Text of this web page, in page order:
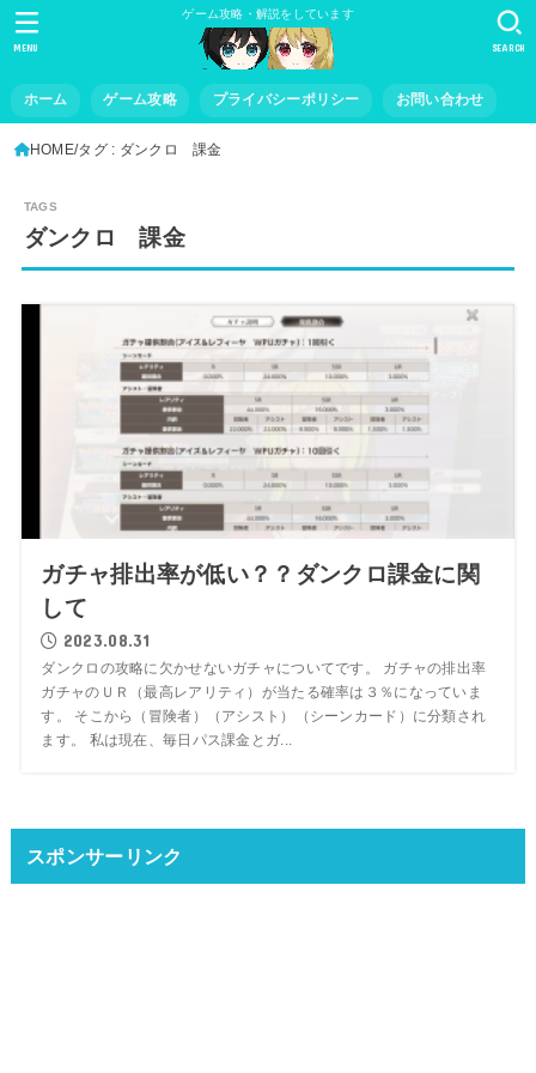
ゲーム攻略・解説をしています
ホーム ゲーム攻略 プライバシーポリシー お問い合わせ
SEARCH
MENU
HOME タグ : ダンクロ 課金
ダンクロ 課金
ガチャ排出率が低い？？ダンクロ課金に関
して
2023.08.31
ダンクロの攻略に欠かせないガチャについてです。 ガチャの排出率
ガチャのＵＲ（最高レアリティ）が当たる確率は３％になっていま
す。 そこから（冒険者）（アシスト）（シーンカード）に分類され
ます。 私は現在、毎日パス課金とガ...
スポンサーリンク